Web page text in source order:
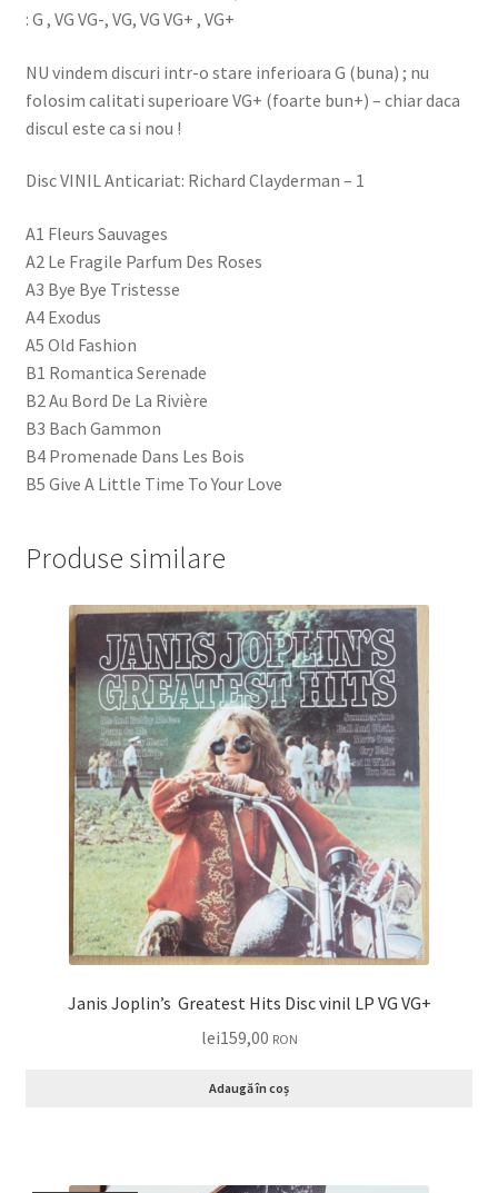
: G , VG VG-, VG, VG VG+ , VG+
NU vindem discuri intr-o stare inferioara G (buna) ; nu
folosim calitati superioare VG+ (foarte bun+) – chiar daca
discul este ca si nou !
Disc VINIL Anticariat: Richard Clayderman – 1
A1 Fleurs Sauvages
A2 Le Fragile Parfum Des Roses
A3 Bye Bye Tristesse
A4 Exodus
A5 Old Fashion
B1 Romantica Serenade
B2 Au Bord De La Rivière
B3 Bach Gammon
B4 Promenade Dans Les Bois
B5 Give A Little Time To Your Love
Produse similare
Janis Joplin’s Greatest Hits Disc vinil LP VG VG+
lei159,00 RON
Adaugă în coș